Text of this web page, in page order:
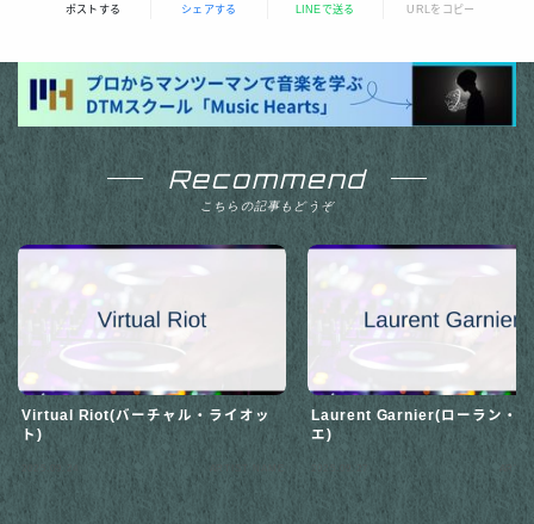
Follow Me
ポストする シェアする LINEで送る URLをコピー
Recommend
こちらの記事もどうぞ
Virtual Riot(バーチャル・ライオッ
ト)
Laurent Garnier(ローラン・
エ)